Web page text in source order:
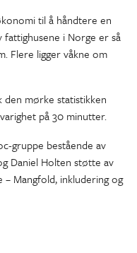
til å håndtere en
i Norge er så
Flere ligger våkne om
mørke statistikken
på 30 minutter.
gruppe bestående av
Daniel Holten støtte av
Mangfold, inkludering og